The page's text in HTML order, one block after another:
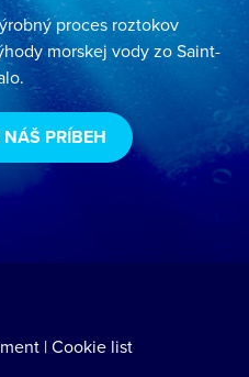
proces roztokov
morskej vody zo Saint-
PRÍBEH
|Cookie list